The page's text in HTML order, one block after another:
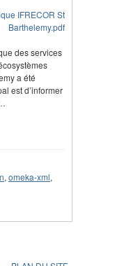
des services
a été
est d’informer
, omeka-xml,